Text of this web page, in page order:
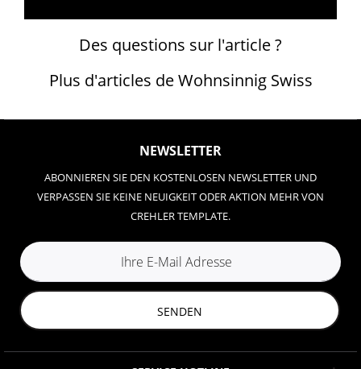
Des questions sur l'article ?
Plus d'articles de Wohnsinnig Swiss
NEWSLETTER
ABONNIEREN SIE DEN KOSTENLOSEN NEWSLETTER UND
VERPASSEN SIE KEINE NEUIGKEIT ODER AKTION MEHR VON
CREHLER TEMPLATE.
SENDEN